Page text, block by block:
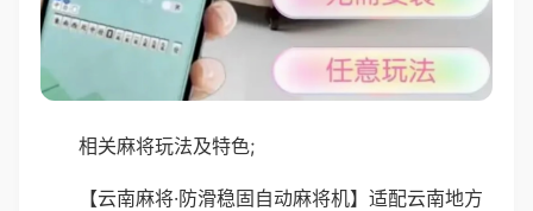
相关麻将玩法及特色;
【云南麻将·防滑稳固自动麻将机】适配云南地方